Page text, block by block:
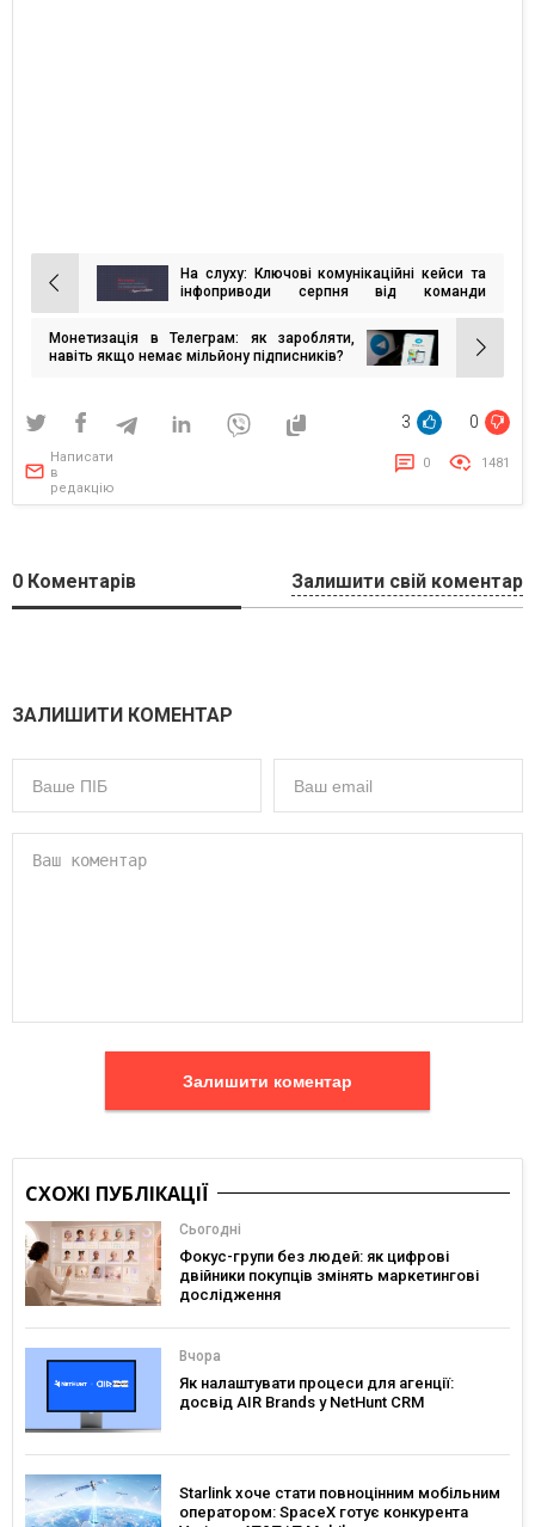
Навігація
записів
На слуху: Ключові комунікаційні кейси та
інфоприводи серпня від команди
Монетизація в Телеграм: як заробляти,
навіть якщо немає мільйону підписників?
3 0
Написати
в
редакцію
0 1481
0 Коментарів Залишити свій коментар
ЗАЛИШИТИ КОМЕНТАР
Залишити коментар
СХОЖІ ПУБЛІКАЦІЇ
Сьогодні
Фокус-групи без людей: як цифрові
двійники покупців змінять маркетингові
дослідження
Вчора
Як налаштувати процеси для агенції:
досвід AIR Brands у NetHunt CRM
Starlink хоче стати повноцінним мобільним
оператором: SpaceX готує конкурента